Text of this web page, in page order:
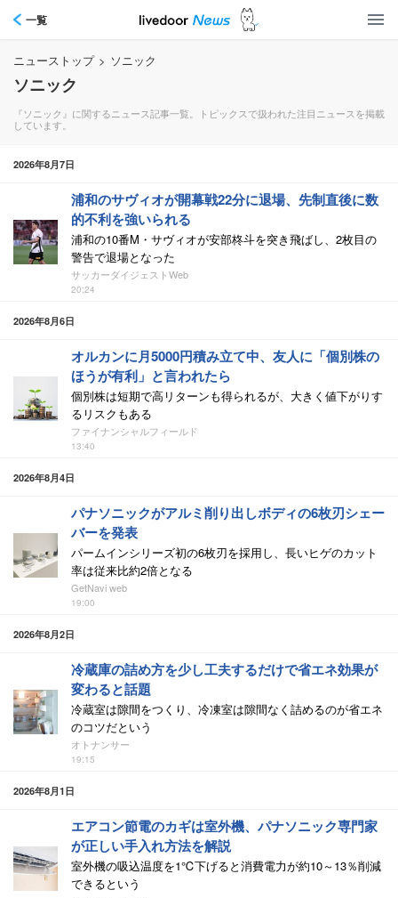
一覧
ニューストップ > ソニック
ソニック
『ソニック』に関するニュース記事一覧。トピックスで扱われた注目ニュースを掲載
しています。
2026年8月7日
浦和のサヴィオが開幕戦22分に退場、先制直後に数
的不利を強いられる
浦和の10番M・サヴィオが安部柊斗を突き飛ばし、2枚目の
警告で退場となった
サッカーダイジェストWeb
20:24
2026年8月6日
オルカンに月5000円積み立て中、友人に「個別株の
ほうが有利」と言われたら
個別株は短期で高リターンも得られるが、大きく値下がりす
るリスクもある
ファイナンシャルフィールド
13:40
2026年8月4日
パナソニックがアルミ削り出しボディの6枚刃シェー
バーを発表
パームインシリーズ初の6枚刃を採用し、長いヒゲのカット
率は従来比約2倍となる
GetNavi web
19:00
2026年8月2日
冷蔵庫の詰め方を少し工夫するだけで省エネ効果が
変わると話題
冷蔵室は隙間をつくり、冷凍室は隙間なく詰めるのが省エネ
のコツだという
オトナンサー
19:15
2026年8月1日
エアコン節電のカギは室外機、パナソニック専門家
が正しい手入れ方法を解説
室外機の吸込温度を1℃下げると消費電力が約10～13％削減
できるという